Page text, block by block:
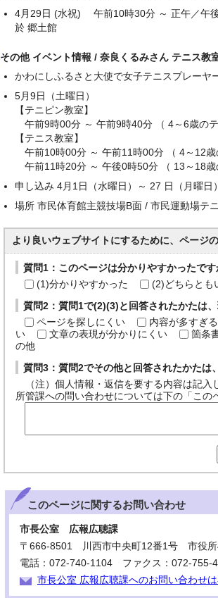
4月29日 (水祝) 午前10時30分 ～ 正午／午
於 郷土館
その他 イベント情報 / 奈良くるみさん テニス教
かわにしふるさと大使で女子テニスプレー
5月9日（土曜日）
【テニピン教室】
午前9時00分 ～ 午前9時40分 （ 4～6歳の
【テニス教室】
午前10時00分 ～ 午前11時00分 （ 4～12歳
午前11時20分 ～ 午後0時50分 （ 13～18歳
申し込み 4月1日（水曜日）～ 27 日（月曜日）
場所 市民体育館主競技場B面 / 市民運動場テ
より良いウェブサイトにするために、ページ
質問1：このページは分かりやすかったです
(1)分かりやすかった
(2)どちらとも
質問2：質問1で(2)(3)と回答されたかたは
ページを探しにくい
内容が多すぎる
い
文章の表現が分かりにくい 箇条
の他
質問3：質問2でその他と回答されたかたは
（注）個人情報・返信を要する内容は記入
所管課への問い合わせについては下の「この
このページに関するお問い合わせ
市長公室 広報広聴課
〒666-8501 川西市中央町12番1号 市役
電話：072-740-1104 ファクス：072-755-
市長公室 広報広聴課へのお問い合わせ